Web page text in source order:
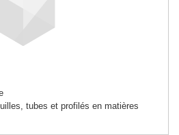
tubes et profilés en matières